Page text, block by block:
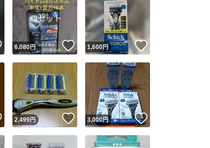
安心取引出品者
安心取引出品者 Yahoo!フリマの基準をクリアした安心・安全
取引実績
取引実績◯+ このユーザーはYahoo!フリマの取引を完了さ
他フリマ実績◯+ このユーザーは他フリマサービスでの取引実績
スピード&安心発送
この商品の情報をコピーします
商品画像の無断転載は禁止されています
コピーは
1商品につき1回 です
出品ページへ
キャンセル
いいね！
6,080円 いいね！
1,600円
いいね！
2,499円 いいね！
3,000円 いいね！